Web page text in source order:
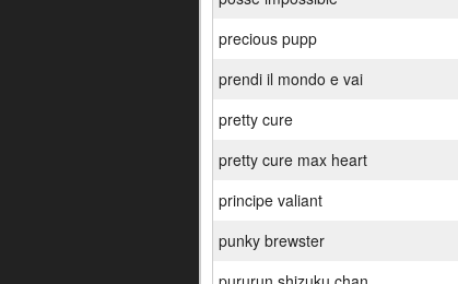
precious pupp
prendi il mondo e vai
pretty cure
pretty cure max heart
principe valiant
punky brewster